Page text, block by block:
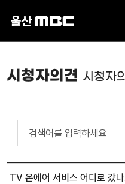
시청자의견 시청자
TV 온에어 서비스 어디로 갔